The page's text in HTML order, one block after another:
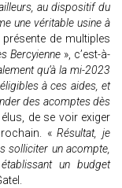
au dispositif du
une véritable usine à
de multiples
Bercyienne », c’est-à-
qu’à la mi-2023
à ces aides, et
des acomptes dès
de se voir exiger
«Résultat, je
solliciter un acompte,
un budget